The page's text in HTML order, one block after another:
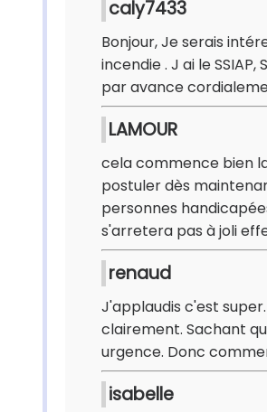
caly7433
Bonjour, Je serais
incendie . J ai le
par avance
LAMOUR
cela commence bien
postuler dès
personnes
s'arretera pas à joli
renaud
J'applaudis c'est
clairement. Sachant
urgence. Donc
isabelle